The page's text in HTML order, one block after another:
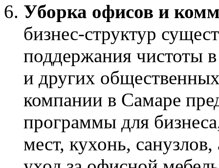
Уборка офисов и
бизнес-структур
поддержания чистоты
и других
компании в Самаре
программы для
мест, кухонь,